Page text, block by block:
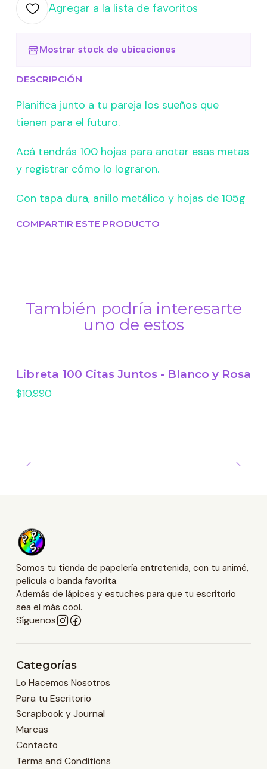
Agregar a la lista de favoritos
Mostrar stock de ubicaciones
DESCRIPCIÓN
Planifica junto a tu pareja los sueños que
tienen para el futuro.
Acá tendrás 100 hojas para anotar esas metas
y registrar cómo lo lograron.
Con tapa dura, anillo metálico y hojas de 105g
COMPARTIR ESTE PRODUCTO
También podría interesarte
uno de estos
Libreta 100 Citas Juntos - Blanco y Rosa
$10.990
Somos tu tienda de papelería entretenida, con tu animé,
película o banda favorita.
Además de lápices y estuches para que tu escritorio
sea el más cool.
Síguenos
Categorías
Lo Hacemos Nosotros
Para tu Escritorio
Scrapbook y Journal
Marcas
Contacto
Terms and Conditions